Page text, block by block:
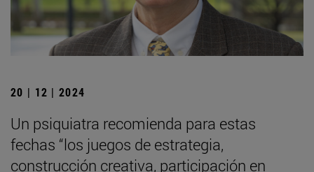
20 | 12 | 2024
Un psiquiatra recomienda para estas
fechas “los juegos de estrategia,
construcción creativa, participación en